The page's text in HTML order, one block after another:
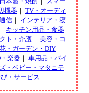
日本酒・焼酎 ｜ スマー
機器 ｜ TV・オーディ
信 ｜ インテリア・寝
｜ キッチン用品・食器
ト・介護 ｜ 美容・コ
花・ガーデン・DIY ｜
楽器 ｜ 車用品・バイ
・ベビー・マタニテ
・サービス ｜